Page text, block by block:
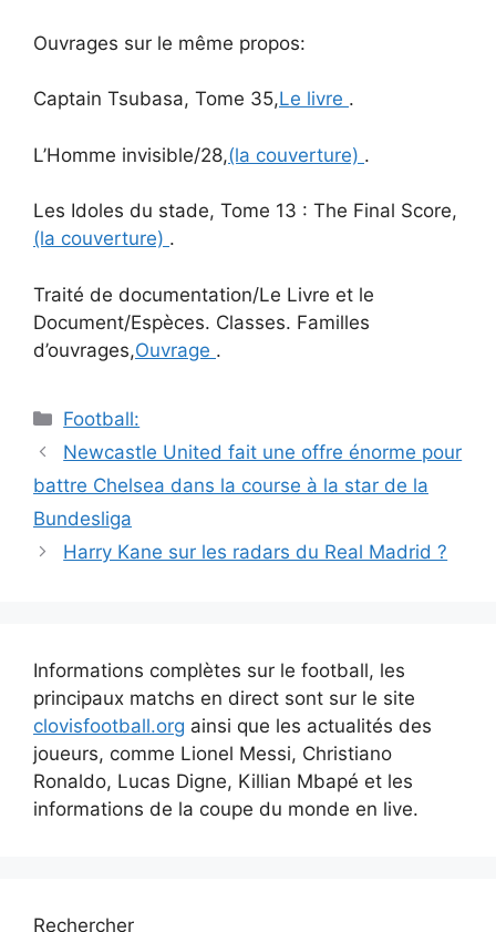
Ouvrages sur le même propos:
Captain Tsubasa, Tome 35,Le livre .
L’Homme invisible/28,(la couverture) .
Les Idoles du stade, Tome 13 : The Final Score,
(la couverture) .
Traité de documentation/Le Livre et le
Document/Espèces. Classes. Familles
d’ouvrages,Ouvrage .
Catégories
Football:
Navigation
des
Newcastle United fait une offre énorme pour
battre Chelsea dans la course à la star de la
Bundesliga
Harry Kane sur les radars du Real Madrid ?
Informations complètes sur le football, les
principaux matchs en direct sont sur le site
clovisfootball.org ainsi que les actualités des
joueurs, comme Lionel Messi, Christiano
Ronaldo, Lucas Digne, Killian Mbapé et les
informations de la coupe du monde en live.
Rechercher